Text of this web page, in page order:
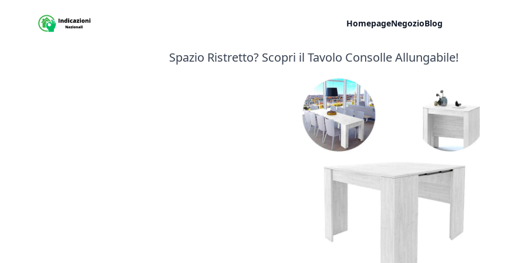
Sito Indicazioni nazionali HomepageNegozioBlog
Spazio Ristretto? Scopri il Tavolo Consolle Allungabile!